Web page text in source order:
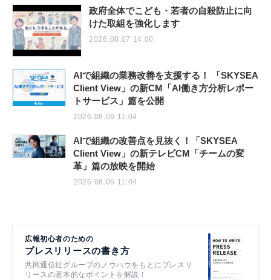
政府全体でこども・若者の自殺防止に向
けた取組を強化します
2026.08.07 14:00
AIで組織の業務改善を支援する！ 「SKYSEA
Client View」の新CM「AI働き方分析レポー
トサービス」篇を公開
2026.08.06 11:04
AIで組織の改善点を見抜く！「SKYSEA
Client View」の新テレビCM「チームの変
革」篇の放映を開始
2026.08.06 11:04
広報初心者のための
プレスリリースの書き方
共同通信社グループのノウハウをもとにプレスリ
リースの基本的なポイントを解説！